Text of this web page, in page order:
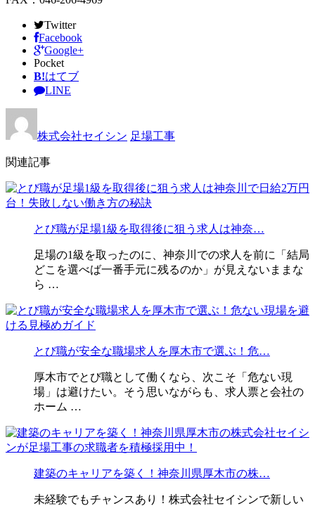
Twitter
Facebook
Google+
Pocket
B!はてブ
LINE
株式会社セイシン 足場工事
関連記事
とび職が足場1級を取得後に狙う求人は神奈…
足場の1級を取ったのに、神奈川での求人を前に「結局
どこを選べば一番手元に残るのか」が見えないままな
ら …
とび職が安全な職場求人を厚木市で選ぶ！危…
厚木市でとび職として働くなら、次こそ「危ない現
場」は避けたい。そう思いながらも、求人票と会社の
ホーム …
建築のキャリアを築く！神奈川県厚木市の株…
未経験でもチャンスあり！株式会社セイシンで新しい